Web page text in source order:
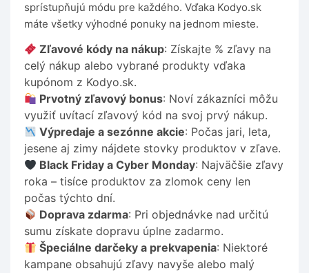
sprístupňujú módu pre každého. Vďaka Kodyo.sk
máte všetky výhodné ponuky na jednom mieste.
Zľavové kódy na nákup: Získajte % zľavy na
celý nákup alebo vybrané produkty vďaka
kupónom z Kodyo.sk.
Prvotný zľavový bonus: Noví zákazníci môžu
využiť uvítací zľavový kód na svoj prvý nákup.
Výpredaje a sezónne akcie: Počas jari, leta,
jesene aj zimy nájdete stovky produktov v zľave.
Black Friday a Cyber Monday: Najväčšie zľavy
roka – tisíce produktov za zlomok ceny len
počas týchto dní.
Doprava zdarma: Pri objednávke nad určitú
sumu získate dopravu úplne zadarmo.
Špeciálne darčeky a prekvapenia: Niektoré
kampane obsahujú zľavy navyše alebo malý